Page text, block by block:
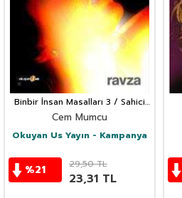
Binbir İnsan Masalları 3 / Sahici
Aşklar Külliyatı
Cem Mumcu
Okuyan Us Yayın - Kampanya
%21 29,50TL
23,31 TL